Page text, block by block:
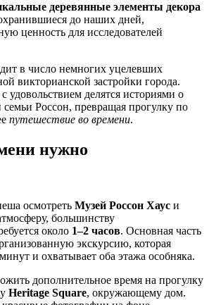
деревянные элементы декора
до наших дней,
ценность для исследователей
в число немногих уцелевших
викторианской застройки города.
удовольствием делятся историями о
Россон, превращая прогулку по
путешествие во времени.
нужно
осмотреть Музей Россон Хаус и
большинству
около 1–2 часов. Основная часть
экскурсию, которая
и охватывает оба этажа особняка.
дополнительное время на прогулку
Heritage Square, окружающему дом.